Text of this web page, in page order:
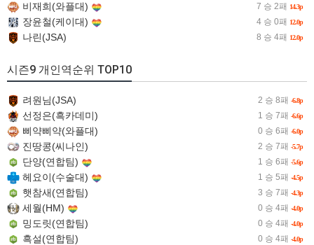
7 승 2패 14.3p
비재희(와플대)
4 승 0패 12.0p
장윤철(케이대)
8 승 4패 12.0p
나린(JSA)
시즌9 개인역순위 TOP10
2 승 8패 -6.8p
려원님(JSA)
1 승 7패 -6.6p
선정은(흑카데미)
0 승 6패 -6.0p
삐약삐약(와플대)
2 승 7패 -5.7p
진땅콩(씨나인)
1 승 6패 -5.6p
단양(연합팀)
1 승 5패 -4.5p
헤요이(수술대)
3 승 7패 -4.3p
햇참새(연합팀)
0 승 4패 -4.0p
세월(HM)
0 승 4패 -4.0p
밍도릿(연합팀)
0 승 4패 -4.0p
흑설(연합팀)